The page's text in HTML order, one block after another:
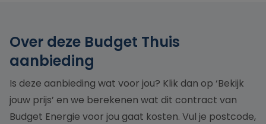
Over deze Budget Thuis
aanbieding
Is deze aanbieding wat voor jou? Klik dan op ‘Bekijk
jouw prijs’ en we berekenen wat dit contract van
Budget Energie voor jou gaat kosten. Vul je postcode,